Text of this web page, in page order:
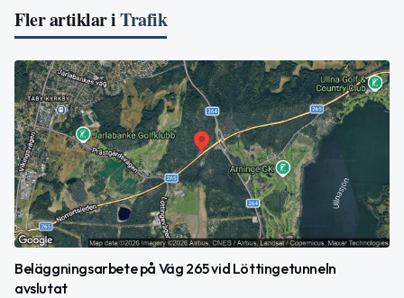
Fler artiklar iTrafik
Beläggningsarbete på Väg 265 vid Löttingetunneln
avslutat